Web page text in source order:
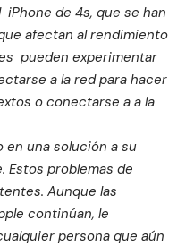
de 4s, que se han
afectan al rendimiento
pueden experimentar
a la red para hacer
o conectarse a a la
en una solución a su
Estos problemas de
Aunque las
continúan, le
persona que aún